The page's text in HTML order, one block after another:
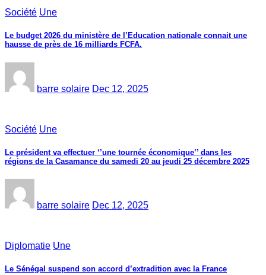
Société Une
Le budget 2026 du ministère de l’Education nationale connait une
hausse de près de 16 milliards FCFA.
barre solaire Dec 12, 2025
Société Une
Le président va effectuer ‘’une tournée économique’’ dans les
régions de la Casamance du samedi 20 au jeudi 25 décembre 2025
barre solaire Dec 12, 2025
Diplomatie Une
Le Sénégal suspend son accord d’extradition avec la France